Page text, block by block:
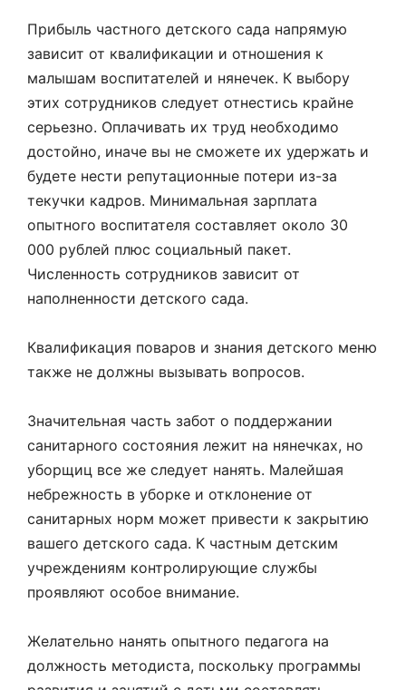
Прибыль частного детского сада напрямую
зависит от квалификации и отношения к
малышам воспитателей и нянечек. К выбору
этих сотрудников следует отнестись крайне
серьезно. Оплачивать их труд необходимо
достойно, иначе вы не сможете их удержать и
будете нести репутационные потери из-за
текучки кадров. Минимальная зарплата
опытного воспитателя составляет около 30
000 рублей плюс социальный пакет.
Численность сотрудников зависит от
наполненности детского сада.
Квалификация поваров и знания детского меню
также не должны вызывать вопросов.
Значительная часть забот о поддержании
санитарного состояния лежит на нянечках, но
уборщиц все же следует нанять. Малейшая
небрежность в уборке и отклонение от
санитарных норм может привести к закрытию
вашего детского сада. К частным детским
учреждениям контролирующие службы
проявляют особое внимание.
Желательно нанять опытного педагога на
должность методиста, поскольку программы